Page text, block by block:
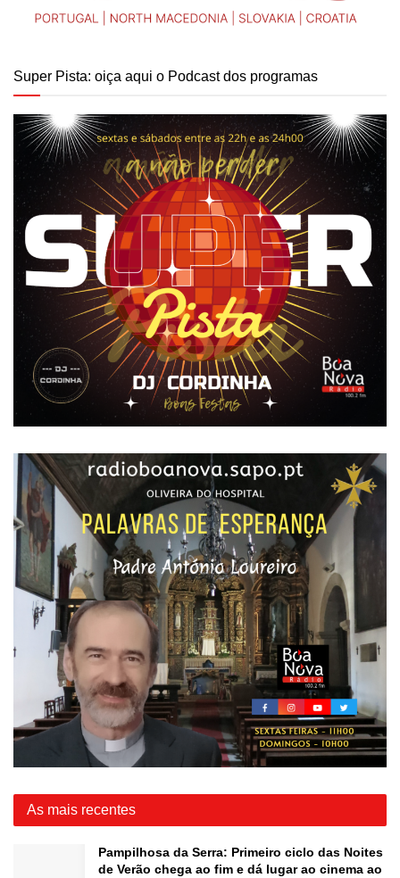
Super Pista: oiça aqui o Podcast dos programas
As mais recentes
Pampilhosa da Serra: Primeiro ciclo das Noites
de Verão chega ao fim e dá lugar ao cinema ao